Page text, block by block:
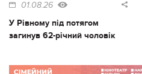
01.08.26
У Рівному під потягом
загинув 62-річний чоловік